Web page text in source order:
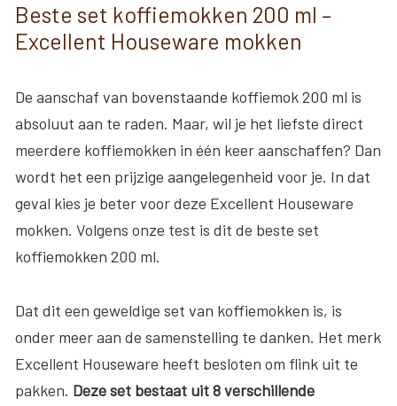
Beste set koffiemokken 200 ml –
Excellent Houseware mokken
De aanschaf van bovenstaande koffiemok 200 ml is
absoluut aan te raden. Maar, wil je het liefste direct
meerdere koffiemokken in één keer aanschaffen? Dan
wordt het een prijzige aangelegenheid voor je. In dat
geval kies je beter voor deze Excellent Houseware
mokken. Volgens onze test is dit de beste set
koffiemokken 200 ml.
Dat dit een geweldige set van koffiemokken is, is
onder meer aan de samenstelling te danken. Het merk
Excellent Houseware heeft besloten om flink uit te
pakken. Deze set bestaat uit 8 verschillende